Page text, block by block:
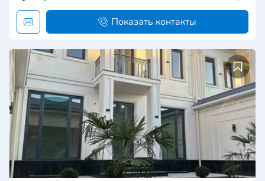
Показать контакты